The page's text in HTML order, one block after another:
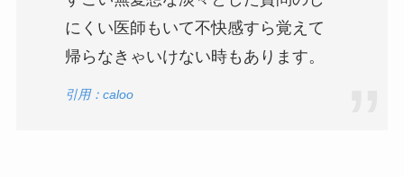
にくい医師もいて不快感すら覚えて
帰らなきゃいけない時もあります。
引用：caloo